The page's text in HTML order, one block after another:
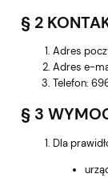
§ 2
Adres
Adres e-
Telefon:
§ 3
Dla